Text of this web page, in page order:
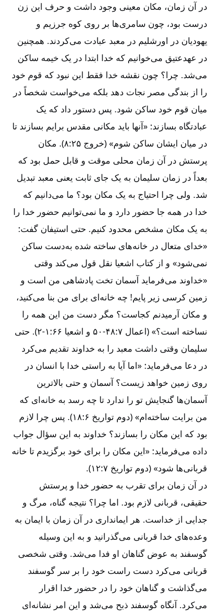
در آن زمان، مکان معینی وجود داشت و حرف این زن
درست بود، چون سامری‌‌ها بر روی کوه جرزیم و
یهودیان در اورشلیم در معبد عبادت می‌‌کردند. همچنین
در عهدعتیق می‌‌خوانیم که خدا ابتدا در یک خیمه ساکن
می‌‌شد. چرا؟ چون نقشه خدا فقط این نبود که قوم خود
را از بندگی مصر نجات دهد بلکه می‌‌خواست شخصاً در
میان قوم خود ساکن شود. پس دستور داد که یک
عبادتگاه بسازند: «آنها باید مکانی مقدس برایم بسازند تا
در میان ایشان ساکن شوم» (خروج ۲۵‏:‏۸). مکان
پرستش در آن زمان محلی موقت و قابل حمل بود که
بعداً در زمان سلیمان به یک جای ثابت یعنی معبد تبدیل
شد. ولی چرا احتیاج به یک مکان بود؟ ما می‌‌دانیم که
خدا در همه جا حضور دارد و ما نمی‌‌توانیم حضور خدا را
به یک مکان مشخص محدود کنیم. حتی استیفان گفت:
«خدای متعال در خانه‌‌های ساخته شده به‌‌دست ساکن
نمی‌‌شود» و از کتاب اشعیا نقل قول می‌‌کند وقتی
«خداوند می‌‌فرماید آسمان تخت پادشاهی من است و
زمین کرسی زیر پایم! چه خانه‌‌ای برای من بنا می‌‌کنید،
و مکان آرمیدنم کجاست؟ مگر دست من این همه را
نساخته است؟» (اعمال ۷‏:‏۴۸‏-‏‏‏‏۵۰ و اشعیا ۶۶‏:‏۱‏-‏‏‏‏۲). حتی
سلیمان وقتی داشت معبد را به خداوند تقدیم می‌‌کرد
در دعا می‌‌فرماید: «اما آیا به راستی خدا با انسان در
روی زمین خواهد زیست؟ آسمان و حتی بالاترین
آسمان‌‌ها گنجایش تو را ندارد تا چه رسد به خانه‌‌ای که
من برایت ساخته‌‌ام» (دوم تواریخ ۶‏:‏۱۸). پس چرا لازم
بود که این مکان را بسازند؟ خداوند به این سؤال جواب
داده می‌‌فرماید: «این مکان را برای خود برگزیدم تا خانه
قربانی‌‌ها شود» (دوم تواریخ ۷‏:‏۱۲).
در آن زمان برای تقرب به حضور خدا و پرستش
حقیقی، قربانی لازم بود. اما چرا؟ نتیجه گناه، مرگ و
جدایی از خداست. هر ایمانداری در آن زمان با ایمان به
وعده‌‌های خدا قربانی می‌‌گذرانید و به این وسیله
گوسفند به عوض گناهان او فدا می‌‌شد. وقتی شخصی
قربانی می‌‌کرد دست راست خود را بر سر گوسفند
می‌‌گذاشت و گناهان خود را در حضور خدا اقرار
می‌‌کرد. آنگاه گوسفند ذبح می‌‌شد و این امر نشانه‌‌ای